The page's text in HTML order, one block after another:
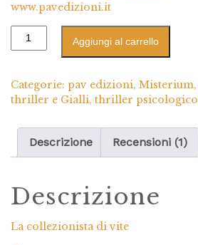
www.pavedizioni.it
Aggiungi al carrello
Categorie: pav edizioni, Misterium,
thriller e Gialli, thriller psicologico
Descrizione Recensioni (1)
Descrizione
La collezionista di vite